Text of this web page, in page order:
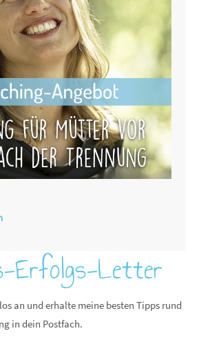
Erfolgs-Letter
an und erhalte meine besten Tipps rund
in dein Postfach.